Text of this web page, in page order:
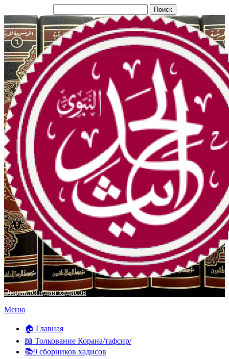
Энциклопедия хадисов
Перейти
содержимому
Меню
🏠 Главная
📖 Толкование Корана/тафсир/
📚9 сборников хадисов